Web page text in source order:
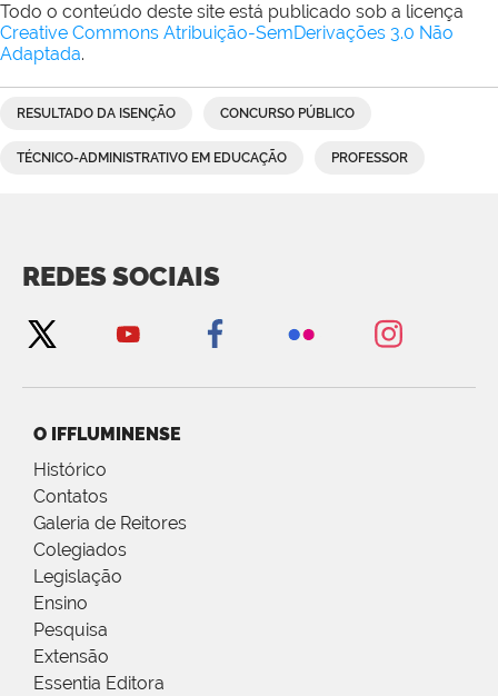
Todo o conteúdo deste site está publicado sob a licença
Creative Commons Atribuição-SemDerivações 3.0 Não
Adaptada.
RESULTADO DA ISENÇÃO CONCURSO PÚBLICO
TÉCNICO-ADMINISTRATIVO EM EDUCAÇÃO PROFESSOR
REDES SOCIAIS
O IFFLUMINENSE
Histórico
Contatos
Galeria de Reitores
Colegiados
Legislação
Ensino
Pesquisa
Extensão
Essentia Editora